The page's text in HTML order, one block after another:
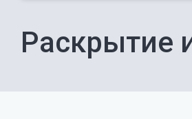
Раскрытие